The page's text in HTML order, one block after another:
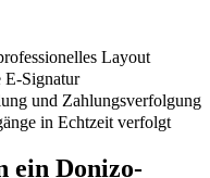
Layout
E-Signatur
und Zahlungsverfolgung
in Echtzeit verfolgt
ein Donizo-